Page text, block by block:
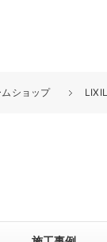
トイレ
ついて
ショップ